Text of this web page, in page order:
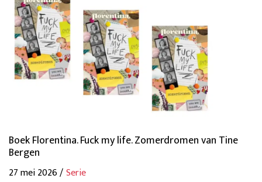
Boek Florentina. Fuck my life. Zomerdromen van Tine
Bergen
27 mei 2026 /Serie